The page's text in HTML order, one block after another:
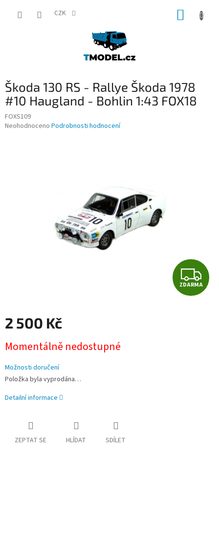
CZK
Škoda 130 RS - Rallye Škoda 1978
#10 Haugland - Bohlin 1:43 FOX18
FOXS109
Průměrné
Neohodnoceno Podrobnosti hodnocení
Z
D
ZDARMA
2 500 Kč
cena:
Momentálně nedostupné
Možnosti doručení
Položka byla vyprodána…
Detailní informace
ZEPTAT SE HLÍDAT SDÍLET